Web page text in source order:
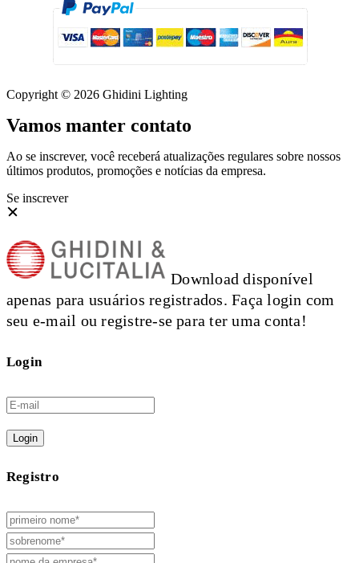
Copyright © 2026 Ghidini Lighting
Vamos manter contato
Ao se inscrever, você receberá atualizações regulares sobre nossos
últimos produtos, promoções e notícias da empresa.
Se inscrever
Download disponível
apenas para usuários registrados. Faça login com
seu e-mail ou registre-se para ter uma conta!
Login
Login
Registro